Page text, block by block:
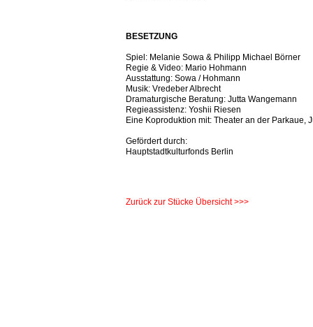
BESETZUNG
Spiel: Melanie Sowa & Philipp Michael Börner
Regie & Video: Mario Hohmann
Ausstattung: Sowa / Hohmann
Musik: Vredeber Albrecht
Dramaturgische Beratung: Jutta Wangemann
Regieassistenz: Yoshii Riesen
Eine Koproduktion mit: Theater an der Parkaue,
Gefördert durch:
Hauptstadtkulturfonds Berlin
Zurück zur Stücke Übersicht >>>